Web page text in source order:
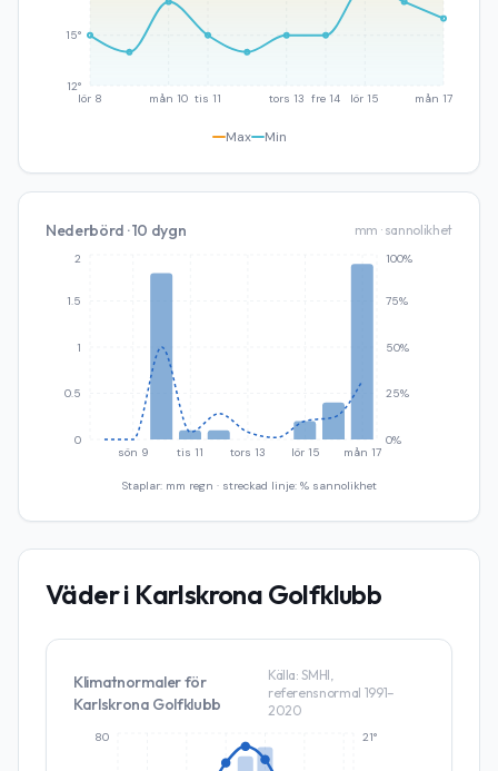
lör 8 mån 10 tis 11 tors 13 fre 14 lör 15 mån 17
12°
15°
Max Min
Nederbörd · 10 dygn mm · sannolikhet
sön 9 tis 11 tors 13 lör 15 mån 17
0
0.5
1
1.5
2
0%
25%
50%
75%
100%
Staplar: mm regn · streckad linje: % sannolikhet
Väder i Karlskrona Golfklubb
Klimatnormaler för
Karlskrona Golfklubb
Källa: SMHI,
referensnormal 1991–
2020
80 21°